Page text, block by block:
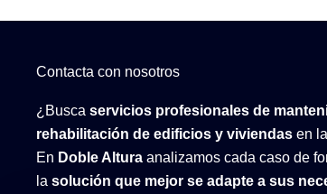
Contacta con nosotros
¿Busca servicios profesionales de
rehabilitación de edificios y viviendas en
En Doble Altura analizamos cada caso de
la solución que mejor se adapte a sus